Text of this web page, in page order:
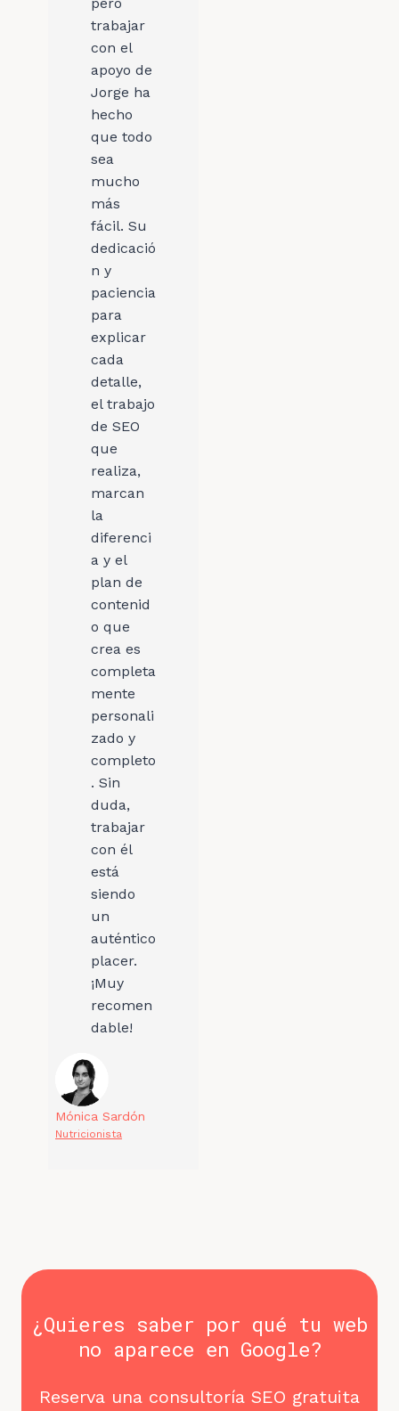
trabajar
con el
apoyo de
Jorge ha
hecho
que todo
sea
mucho
más
fácil. Su
dedicació
n y
paciencia
para
explicar
cada
detalle,
el trabajo
de SEO
que
realiza,
marcan
la
diferenci
a y el
plan de
contenid
o que
crea es
completa
mente
personali
zado y
completo
. Sin
duda,
trabajar
con él
está
siendo
un
auténtico
placer.
¡Muy
recomen
dable!
Mónica Sardón
Nutricionista
¿Quieres saber por qué tu web
no aparece en Google?
Reserva una consultoría SEO gratuita